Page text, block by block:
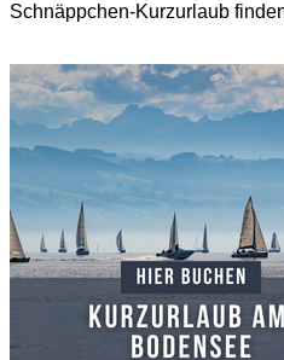
Schnäppchen-Kurzurlaub